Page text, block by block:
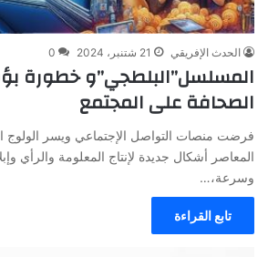
الحدث الإفريقي 21 شتنبر، 2024 0
المسلسل”البلطجي”و خطورة
الصحافة على المجتمع
فرضت منصات التواصل الإجتماعي ويسر الولوج
المعاصر أشكال جديدة لإنتاج المعلومة والرأي
وسرعة،…
تابع القراءة